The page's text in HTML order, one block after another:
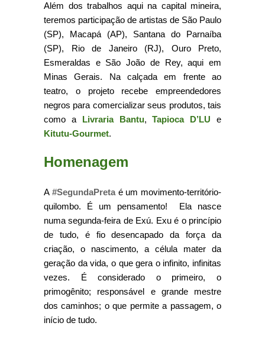
Além dos trabalhos aqui na capital mineira,
teremos participação de artistas de São Paulo
(SP), Macapá (AP), Santana do Parnaíba
(SP), Rio de Janeiro (RJ), Ouro Preto,
Esmeraldas e São João de Rey, aqui em
Minas Gerais. Na calçada em frente ao
teatro, o projeto recebe empreendedores
negros para comercializar seus produtos, tais
como a Livraria Bantu,Tapioca D’LU e
Kitutu-Gourmet.
Homenagem
A #SegundaPreta é um movimento-território-
quilombo. É um pensamento! Ela nasce
numa segunda-feira de Exú. Exu é o princípio
de tudo, é fio desencapado da força da
criação, o nascimento, a célula mater da
geração da vida, o que gera o infinito, infinitas
vezes. É considerado o primeiro, o
primogênito; responsável e grande mestre
dos caminhos; o que permite a passagem, o
início de tudo.